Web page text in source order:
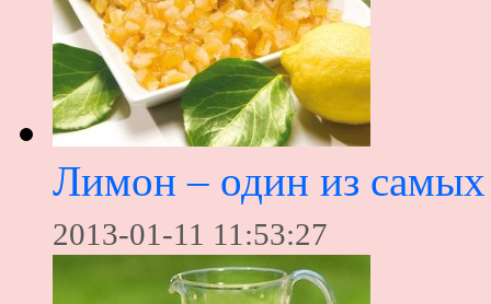
Лимон – один из
2013-01-11 11:53:27